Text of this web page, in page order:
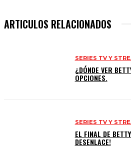
ARTICULOS RELACIONADOS
SERIES TV Y
¿DÓNDE VER
OPCIONES.
SERIES TV Y
EL FINAL DE
DESENLACE!